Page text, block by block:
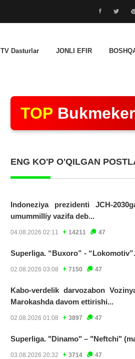
TV Dasturlar JONLI EFIR
TOP
ENG KO'P O'QILGAN
Indoneziya prezidenti JCH-
umummilliy vazifa deb...
04.08.2026 02:11 14211 47
Superliga. “Buxoro” -
02.08.2026 03:08 7150 47
Kabo-verdelik darvozabon
Marokashda davom ettirishi...
02.08.2026 01:08 3897 47
Superliga. "Dinamo" – "Neftchi"
03.08.2026 20:32 3714 47